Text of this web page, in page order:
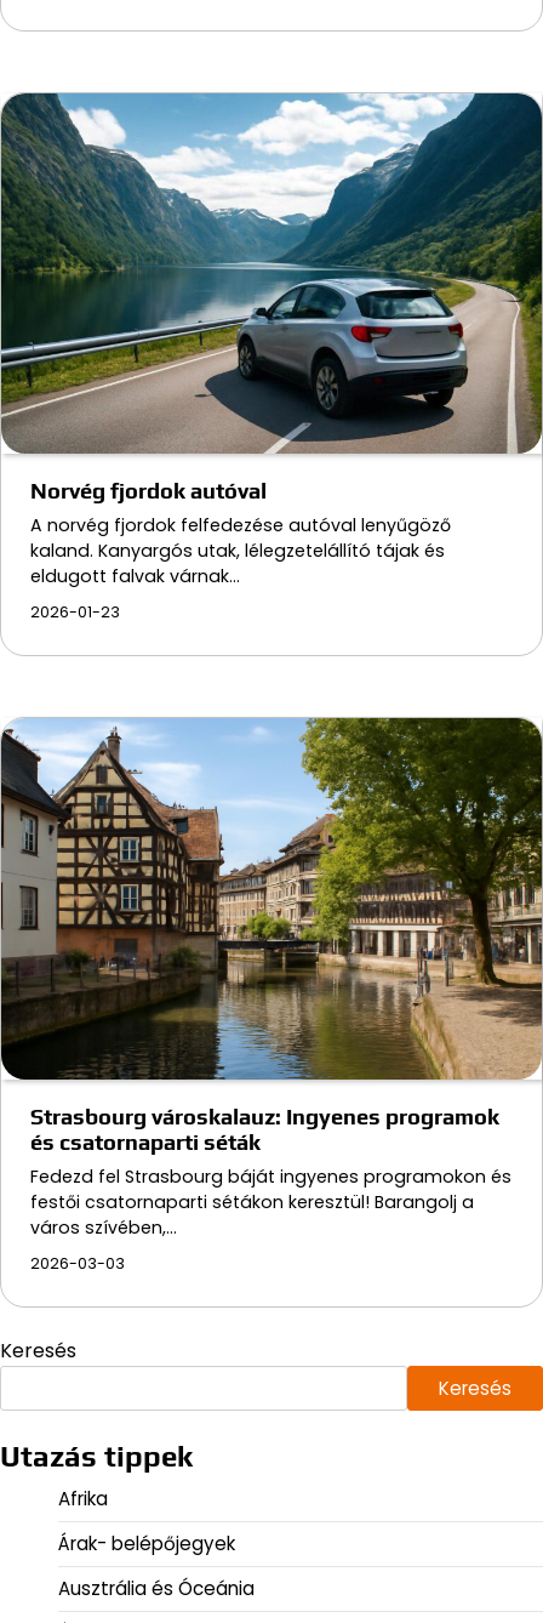
Norvég fjordok autóval
A norvég fjordok felfedezése autóval lenyűgöző
kaland. Kanyargós utak, lélegzetelállító tájak és
eldugott falvak várnak…
2026-01-23
Strasbourg városkalauz: Ingyenes programok
és csatornaparti séták
Fedezd fel Strasbourg báját ingyenes programokon és
festői csatornaparti sétákon keresztül! Barangolj a
város szívében,…
2026-03-03
Keresés
Keresés
Utazás tippek
Afrika
Árak- belépőjegyek
Ausztrália és Óceánia